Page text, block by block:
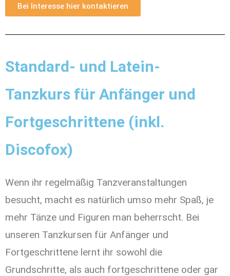
Bei Interesse hier kontaktieren
Standard- und Latein-
Tanzkurs für Anfänger und
Fortgeschrittene (inkl.
Discofox)
Wenn ihr regelmäßig Tanzveranstaltungen
besucht, macht es natürlich umso mehr Spaß, je
mehr Tänze und Figuren man beherrscht. Bei
unseren Tanzkursen für Anfänger und
Fortgeschrittene lernt ihr sowohl die
Grundschritte, als auch fortgeschrittene oder gar